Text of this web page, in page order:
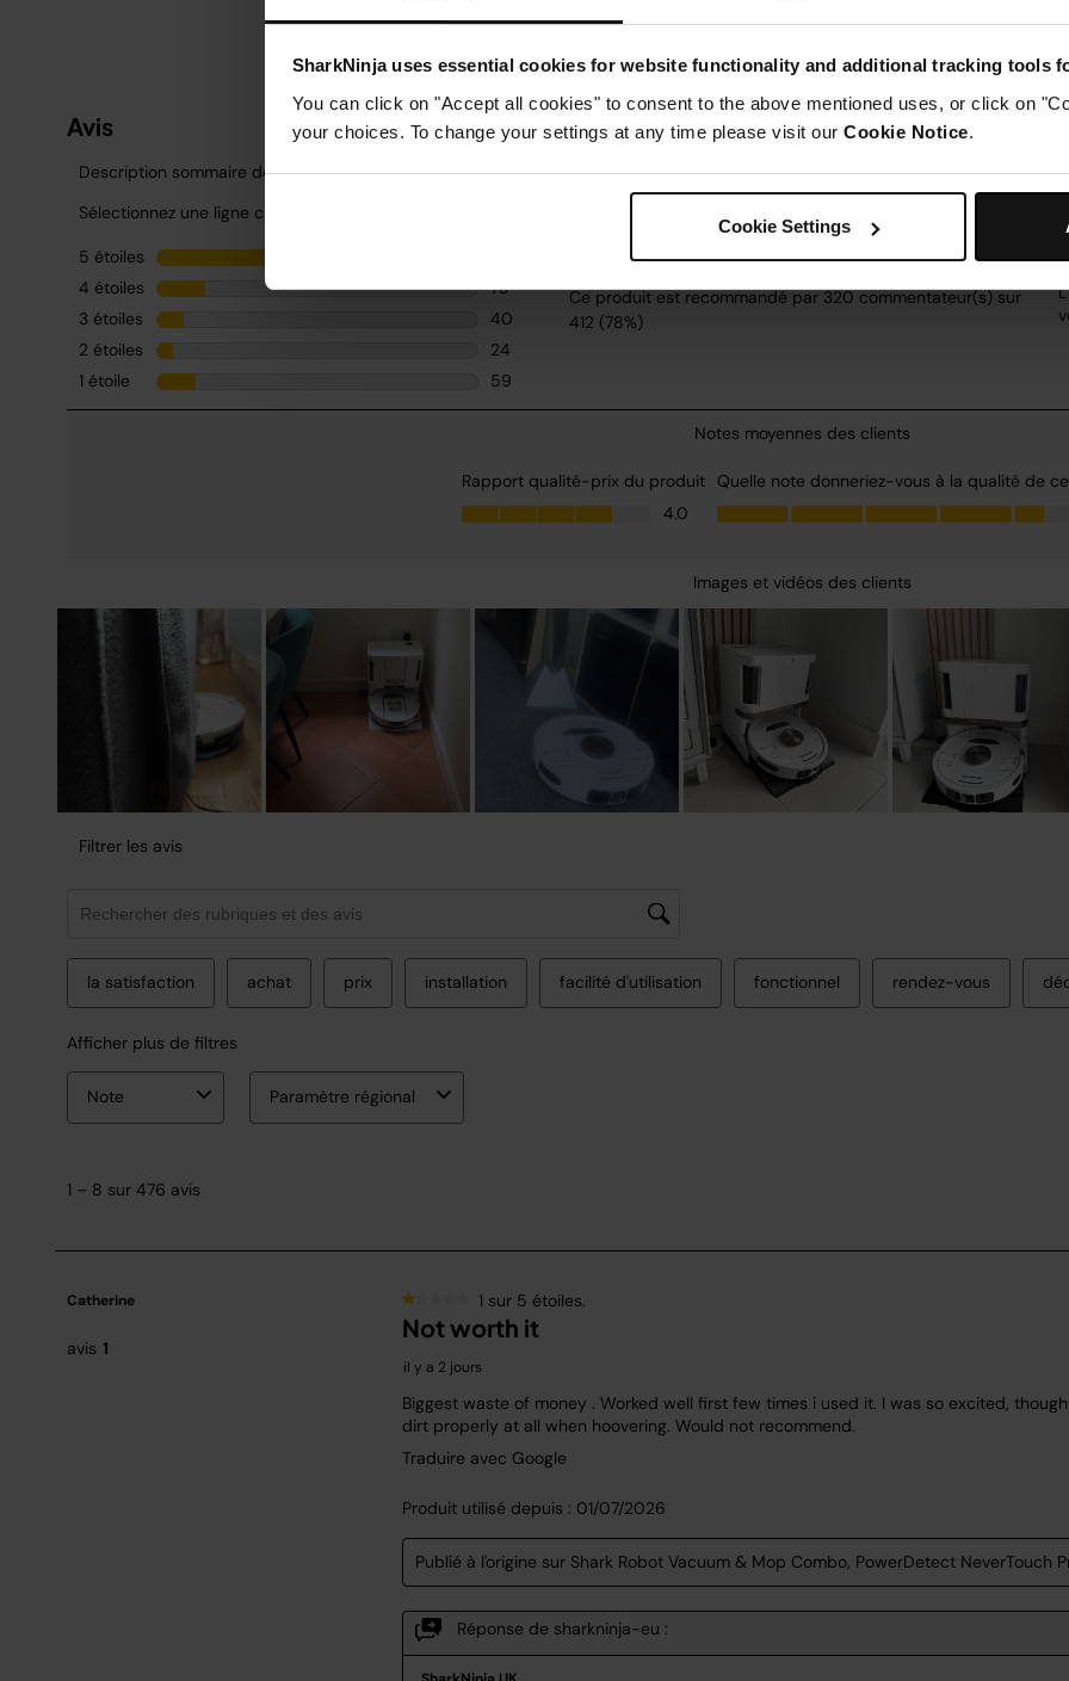
SharkNinja uses essential cookies for website functionality and additional tracking tools
You can click on "Accept all cookies" to consent to the above mentioned uses, or click on
your choices. To change your settings at any time please visit our Cookie Notice.
Cookie Settings